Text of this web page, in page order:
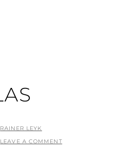
POSTED
ON
BY
RAINER LEYK
LEAVE A COMMENT